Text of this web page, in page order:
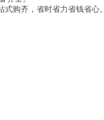
式购齐，省时省力省钱省心。